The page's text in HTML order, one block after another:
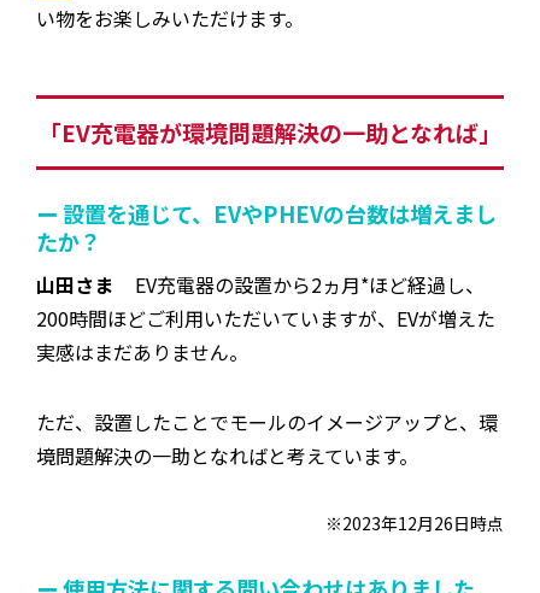
い物をお楽しみいただけます。
「EV充電器が環境問題解決の一助となれば」
ー 設置を通じて、EVやPHEVの台数は増えまし
たか？
山田さま
EV充電器の設置から2ヵ月*ほど経過し、
200時間ほどご利用いただいていますが、EVが増えた
実感はまだありません。
ただ、設置したことでモールのイメージアップと、環
境問題解決の一助となればと考えています。
※2023年12月26日時点